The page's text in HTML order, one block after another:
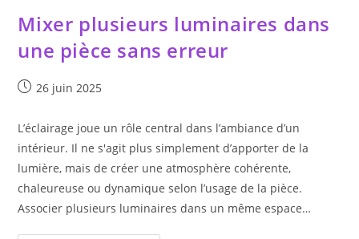
Mixer plusieurs luminaires dans
une pièce sans erreur
Publication
26 juin 2025
L’éclairage joue un rôle central dans l’ambiance d’un
intérieur. Il ne s'agit plus simplement d’apporter de la
lumière, mais de créer une atmosphère cohérente,
chaleureuse ou dynamique selon l’usage de la pièce.
Associer plusieurs luminaires dans un même espace…